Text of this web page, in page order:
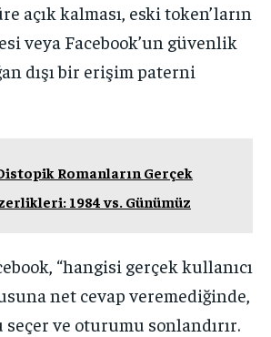
açık kalması, eski token’ların
veya Facebook’un güvenlik
dışı bir erişim paterni
Romanların Gerçek
1984 vs. Günümüz
“hangisi gerçek kullanıcı
net cevap veremediğinde,
ve oturumu sonlandırır.